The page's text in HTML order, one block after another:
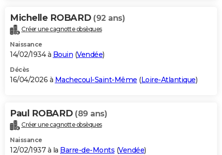
Bricolage
Lifestyle
Culture
Sport
Auto
Television
Voyage
Cinema
Michelle ROBARD (92 ans)
Créer une cagnotte obsèques
Naissance
14/02/1934 à Bouin (Vendée)
Décès
16/04/2026 à Machecoul-Saint-Même (Loire-Atlantique)
Paul ROBARD (89 ans)
Créer une cagnotte obsèques
Naissance
12/02/1937 à la Barre-de-Monts (Vendée)